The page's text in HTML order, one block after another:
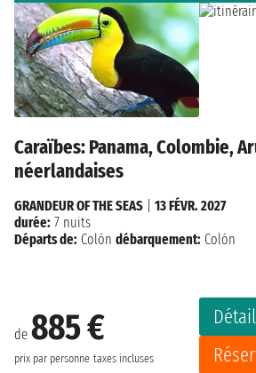
Caraïbes: Panama, Colombie,
néerlandaises
de 885 €
prix par personne taxes incluses
GRANDEUR OF THE SEAS
13 FÉVR. 2027
durée: 7 nuits
Départs de: Colón débarquement: Colón